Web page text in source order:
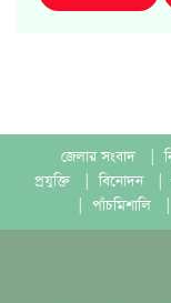
জেলার সংবাদ
প্রযুক্তি
বিনোদন
পাঁচমিশালি